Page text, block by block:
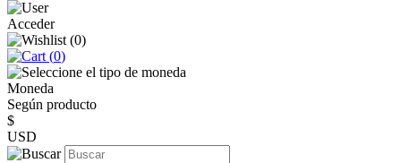
Acceder
(0)
(0)
Moneda
Según producto
$
USD